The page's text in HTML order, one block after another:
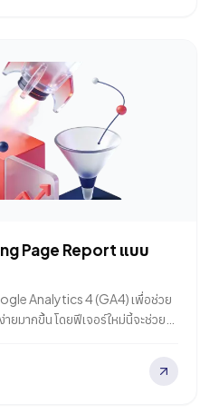
Page Report แบบ
Analytics 4 (GA4) เพื่อช่วย
ยมากขึ้น โดยฟีเจอร์ใหม่นี้จะช่วยให้
รุงการทำงานและเพิ่มประสิทธิภาพ